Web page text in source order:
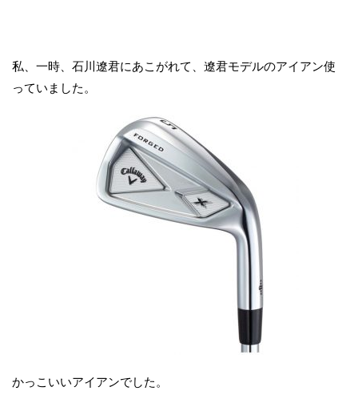
私、一時、石川遼君にあこがれて、遼君モデルのアイアン使
っていました。
かっこいいアイアンでした。